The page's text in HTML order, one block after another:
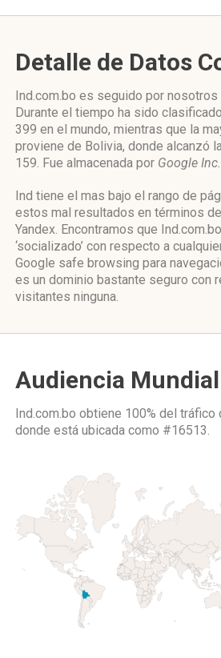
Detalle de Datos
Ind.com.bo es seguido por
Durante el tiempo ha sido
399 en el mundo, mientras que la
proviene de Bolivia, donde alcanzó
159. Fue almacenada por Google Inc.
Ind tiene el mas bajo el rango de
estos mal resultados en términos
Yandex. Encontramos que
‘socializado’ con respecto a
Google safe browsing para
es un dominio bastante seguro con
visitantes ninguna.
Audiencia Mundial
Ind.com.bo obtiene 100% del tráfico
donde está ubicada como #16513.